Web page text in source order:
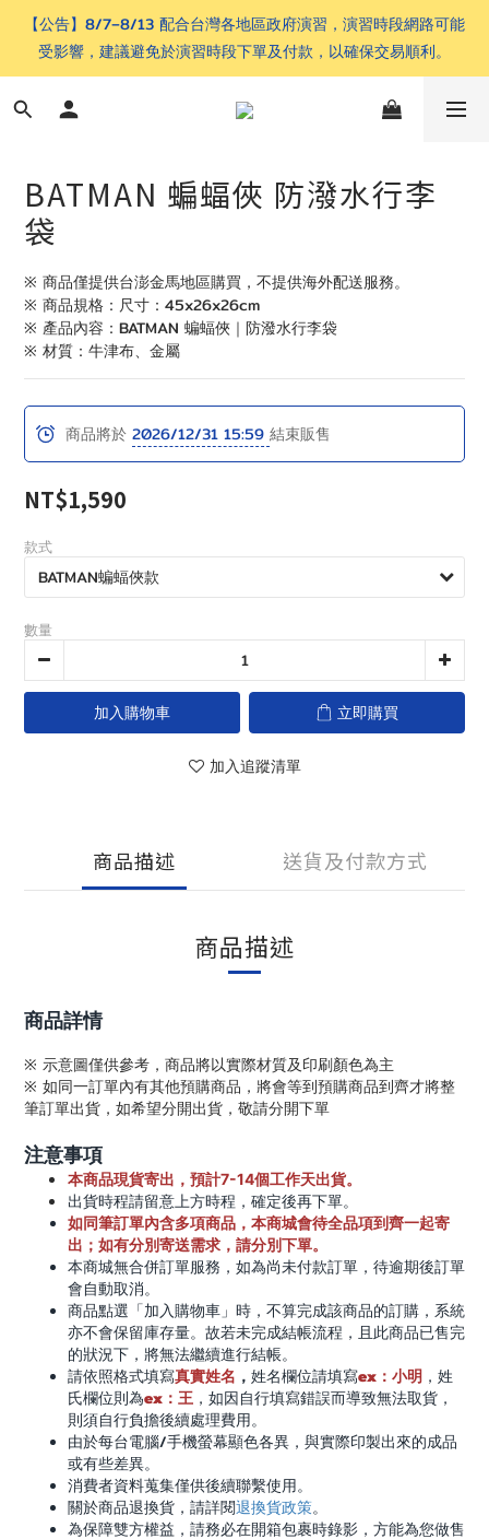
【公告】8/7–8/13 配合台灣各地區政府演習，演習時段網路可能
受影響，建議避免於演習時段下單及付款，以確保交易順利。
BATMAN 蝙蝠俠 防潑水行李
袋
※ 商品僅提供台澎金馬地區購買，不提供海外配送服務。
※ 商品規格：尺寸：45x26x26cm
※ 產品內容：BATMAN 蝙蝠俠｜防潑水行李袋
※ 材質：牛津布、金屬
商品將於 2026/12/31 15:59 結束販售
NT$1,590
款式
數量
加入購物車 立即購買
加入追蹤清單
商品描述 送貨及付款方式
商品描述
商品詳情
※ 示意圖僅供參考，商品將以實際材質及印刷顏色為主
※ 如同一訂單內有其他預購商品，將會等到預購商品到齊才將整
筆訂單出貨，如希望分開出貨，敬請分開下單
注意事項
本商品現貨寄出，預計7-14個工作天出貨。
出貨時程請留意上方時程，確定後再下單。
如同筆訂單內含多項商品，本商城會待全品項到齊一起寄
出；如有分別寄送需求，請分別下單。
本商城無合併訂單服務，如為尚未付款訂單，待逾期後訂單
會自動取消。
商品點選「加入購物車」時，不算完成該商品的訂購，系統
亦不會保留庫存量。故若未完成結帳流程，且此商品已售完
的狀況下，將無法繼續進行結帳。
請依照格式填寫真實姓名 ， 姓名欄位請填寫ex：小明 ，姓
氏欄位則為ex：王 ，如因自行填寫錯誤而導致無法取貨，
則須自行負擔後續處理費用。
由於每台電腦/手機螢幕顯色各異，與實際印製出來的成品
或有些差異。
消費者資料蒐集僅供後續聯繫使用。
關於商品退換貨，請詳閱退換貨政策。
為保障雙方權益，請務必在開箱包裹時錄影，方能為您做售